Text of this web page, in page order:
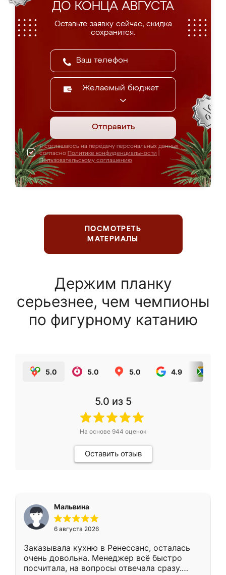
ДО КОНЦА АВГУСТА
Оставьте заявку сейчас, скидка
сохранится.
Желаемый бюджет
Отправить
Я соглашаюсь на передачу персональных данных
согласно Политике конфиденциальности
Пользовательскому соглашению
ПОСМОТРЕТЬ
МАТЕРИАЛЫ
Держим планку
серьезнее, чем чемпионы
по фигурному катанию
5.0 5.0 5.0 4.9
5.0 из 5
На основе 944 оценок
Оставить отзыв
Мальвина
6 августа 2026
Заказывала кухню в Ренессанс, осталась
очень довольна. Менеджер всё быстро
посчитала, на вопросы отвечала сразу.